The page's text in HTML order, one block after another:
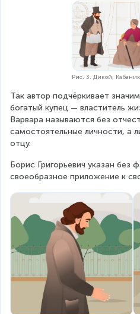
Рис. 3. Дикой,
Так автор подчёркивает
богатый купец — властитель
Варвара называются без
самостоятельные личности, а
отцу.
Борис Григорьевич указан без
своеобразное приложение к